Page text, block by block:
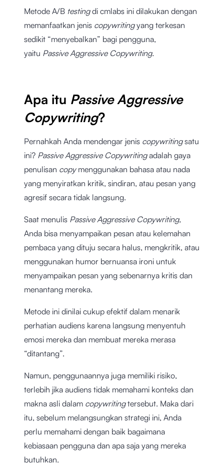
Metode A/B testingdi cmlabs ini dilakukan dengan
memanfaatkan jenis copywritingyang terkesan
sedikit “menyebalkan” bagi pengguna,
yaitu Passive Aggressive Copywriting.
Apa itu Passive Aggressive
Copywriting?
Pernahkah Anda mendengar jenis copywritingsatu
ini? Passive Aggressive Copywritingadalah gaya
penulisan copy menggunakan bahasa atau nada
yang menyiratkan kritik, sindiran, atau pesan yang
agresif secara tidak langsung.
Saat menulis Passive Aggressive Copywriting,
Anda bisa menyampaikan pesan atau kelemahan
pembaca yang dituju secara halus, mengkritik, atau
menggunakan humor bernuansa ironi untuk
menyampaikan pesan yang sebenarnya kritis dan
menantang mereka.
Metode ini dinilai cukup efektif dalam menarik
perhatian audiens karena langsung menyentuh
emosi mereka dan membuat mereka merasa
“ditantang”.
Namun, penggunaannya juga memiliki risiko,
terlebih jika audiens tidak memahami konteks dan
makna asli dalam copywritingtersebut. Maka dari
itu, sebelum melangsungkan strategi ini, Anda
perlu memahami dengan baik bagaimana
kebiasaan pengguna dan apa saja yang mereka
butuhkan.